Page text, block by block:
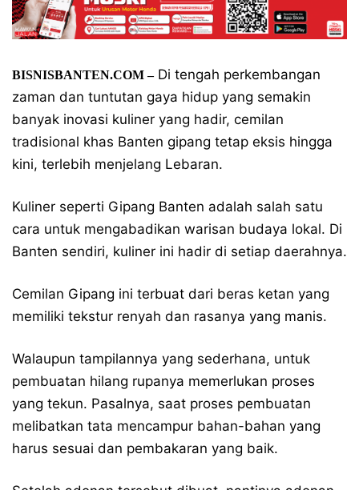
BISNISBANTEN.COM –Di tengah perkembangan
zaman dan tuntutan gaya hidup yang semakin
banyak inovasi kuliner yang hadir, cemilan
tradisional khas Banten gipang tetap eksis hingga
kini, terlebih menjelang Lebaran.
Kuliner seperti Gipang Banten adalah salah satu
cara untuk mengabadikan warisan budaya lokal. Di
Banten sendiri, kuliner ini hadir di setiap daerahnya.
Cemilan Gipang ini terbuat dari beras ketan yang
memiliki tekstur renyah dan rasanya yang manis.
Walaupun tampilannya yang sederhana, untuk
pembuatan hilang rupanya memerlukan proses
yang tekun. Pasalnya, saat proses pembuatan
melibatkan tata mencampur bahan-bahan yang
harus sesuai dan pembakaran yang baik.